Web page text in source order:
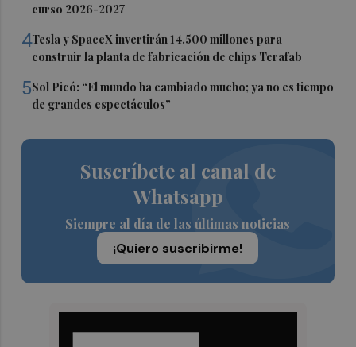
curso 2026-2027
4Tesla y SpaceX invertirán 14.500 millones para
construir la planta de fabricación de chips Terafab
5Sol Picó: “El mundo ha cambiado mucho; ya no es tiempo
de grandes espectáculos”
Suscríbete al canal de
Whatsapp
Siempre al día de las últimas noticias
¡Quiero suscribirme!